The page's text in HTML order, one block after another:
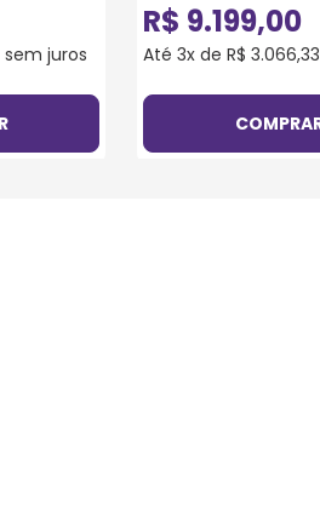
sem juros
R$ 9.199,00
Até3x deR$ 3.066,33